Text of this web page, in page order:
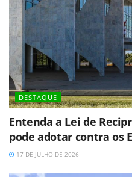
DESTAQUE
Entenda a Lei de
pode adotar contra os
17 DE JULHO DE 2026